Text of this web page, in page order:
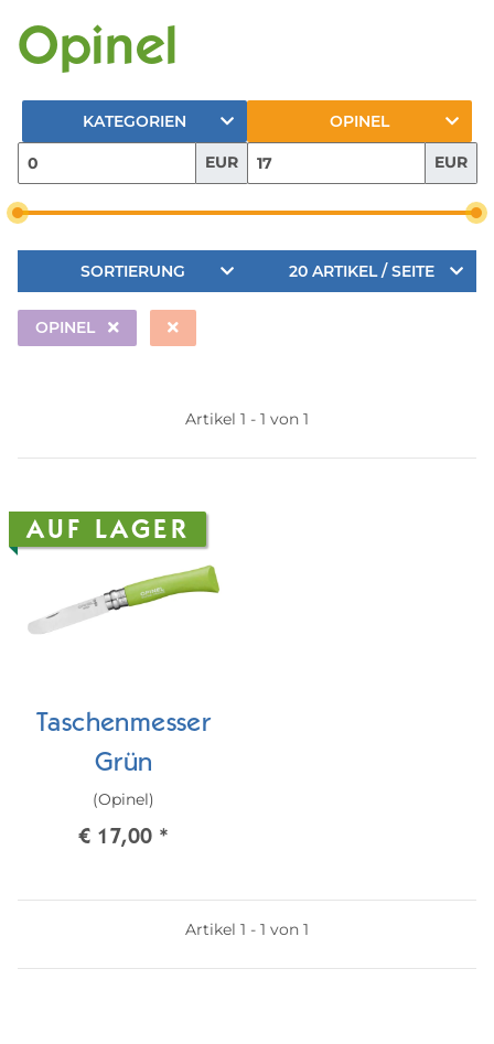
Opinel
KATEGORIEN OPINEL
EUR EUR
SORTIERUNG 20 ARTIKEL / SEITE
OPINEL
Artikel 1 - 1 von 1
AUF LAGER
Taschenmesser
Grün
(Opinel)
€ 17,00 *
Artikel 1 - 1 von 1